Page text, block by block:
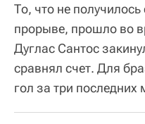
То, что не
прорыве, прошло во
Дуглас Сантос
сравнял счет. Для
гол за три последних